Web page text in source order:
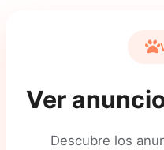
Ver
Descubre los